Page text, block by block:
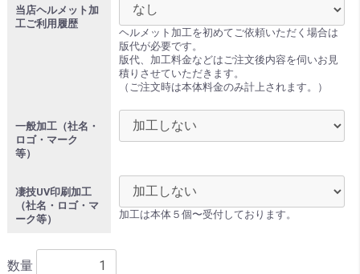
当店ヘルメット加
工ご利用履歴
ヘルメット加工を初めてご依頼いただく場合は
版代が必要です。
版代、加工料金などはご注文後内容を伺いお見
積りさせていただきます。
（ご注文時は本体料金のみ計上されます。）
一般加工（社名・
ロゴ・マーク
等）
凄技UV印刷加工
（社名・ロゴ・マ
ーク等）
加工は本体５個〜受付しております。
数量